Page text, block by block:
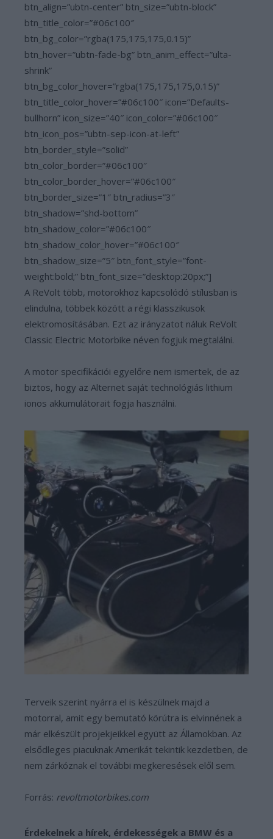
btn_align=”ubtn-center” btn_size=”ubtn-block”
btn_title_color=”#06c100″
btn_bg_color=”rgba(175,175,175,0.15)”
btn_hover=”ubtn-fade-bg” btn_anim_effect=”ulta-
shrink”
btn_bg_color_hover=”rgba(175,175,175,0.15)”
btn_title_color_hover=”#06c100″ icon=”Defaults-
bullhorn” icon_size=”40″ icon_color=”#06c100″
btn_icon_pos=”ubtn-sep-icon-at-left”
btn_border_style=”solid”
btn_color_border=”#06c100″
btn_color_border_hover=”#06c100″
btn_border_size=”1″ btn_radius=”3″
btn_shadow=”shd-bottom”
btn_shadow_color=”#06c100″
btn_shadow_color_hover=”#06c100″
btn_shadow_size=”5″ btn_font_style=”font-
weight:bold;” btn_font_size=”desktop:20px;”]
A ReVolt több, motorokhoz kapcsolódó stílusban is
elindulna, többek között a régi klasszikusok
elektromosításában. Ezt az irányzatot náluk ReVolt
Classic Electric Motorbike néven fogjuk megtalálni.
A motor specifikációi egyelőre nem ismertek, de az
biztos, hogy az Alternet saját technológiás lithium
ionos akkumulátorait fogja használni.
Terveik szerint nyárra el is készülnek majd a
motorral, amit egy bemutató körútra is elvinnének a
már elkészült projekjeikkel együtt az Államokban. Az
elsődleges piacuknak Amerikát tekintik kezdetben, de
nem zárkóznak el további megkeresések elől sem.
Forrás: revoltmotorbikes.com
Érdekelnek a hírek, érdekességek a BMW és a